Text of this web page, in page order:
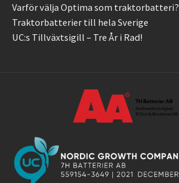
Varför välja Optima som traktorbatteri?
Traktorbatterier till hela Sverige
UC:s Tillväxtsigill – Tre År i Rad!